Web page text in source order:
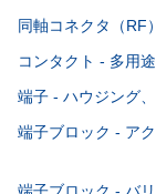
同軸コネクタ（RF
コンタクト - 多用途
端子 - ハウジング
端子ブロック - ア
端子ブロック - バ